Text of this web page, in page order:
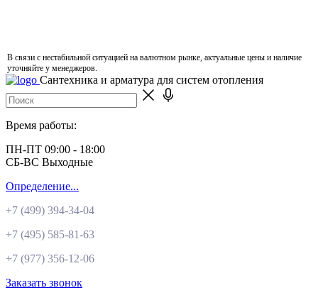
В связи с нестабильной ситуацией на валютном рынке, актуальные цены и наличие
уточняйте у менеджеров.
Сантехника и арматура для систем отопления
Время работы:
ПН-ПТ 09:00 - 18:00
СБ-ВС Выходные
Определение...
+7 (499) 394-34-04
+7 (495) 585-81-63
+7 (977) 356-12-06
Заказать звонок